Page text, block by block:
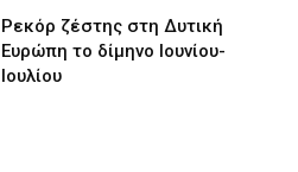
Ρεκόρ ζέστης στη Δυτική
Ευρώπη το δίμηνο Ιουνίου-
Ιουλίου